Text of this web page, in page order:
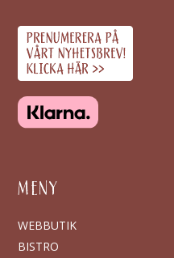
MENY
WEBBUTIK
BISTRO